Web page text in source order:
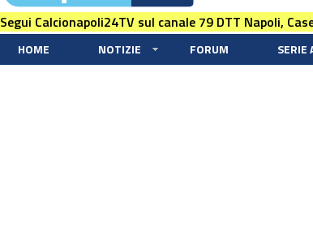
Segui Calcionapoli24TV sul canale 79 DTT Napoli,
HOME NOTIZIE FORUM SERIE